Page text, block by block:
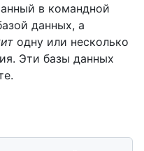
в командной
данных, а
одну или несколько
Эти базы данных